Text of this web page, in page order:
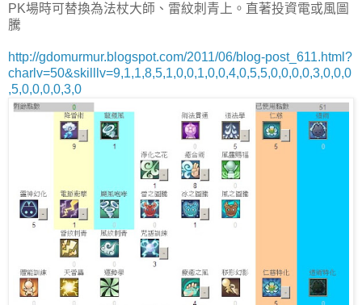
PK場時可替換為法杖大師、雷紋刺青上。直著投資電或風圖
騰
http://gdomurmur.blogspot.com/2011/06/blog-post_611.html?
charlv=50&skilllv=9,1,1,8,5,1,0,0,1,0,0,4,0,5,5,0,0,0,0,3,0,0,0
,5,0,0,0,0,3,0